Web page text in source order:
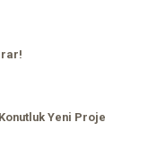
Yeni Proje